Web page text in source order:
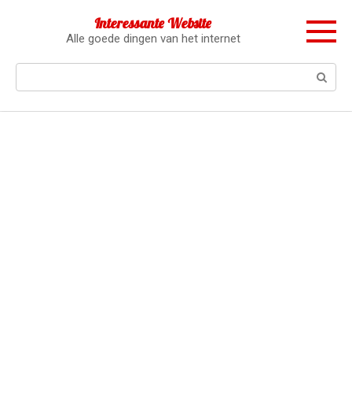
Interessante Website
Alle goede dingen van het internet